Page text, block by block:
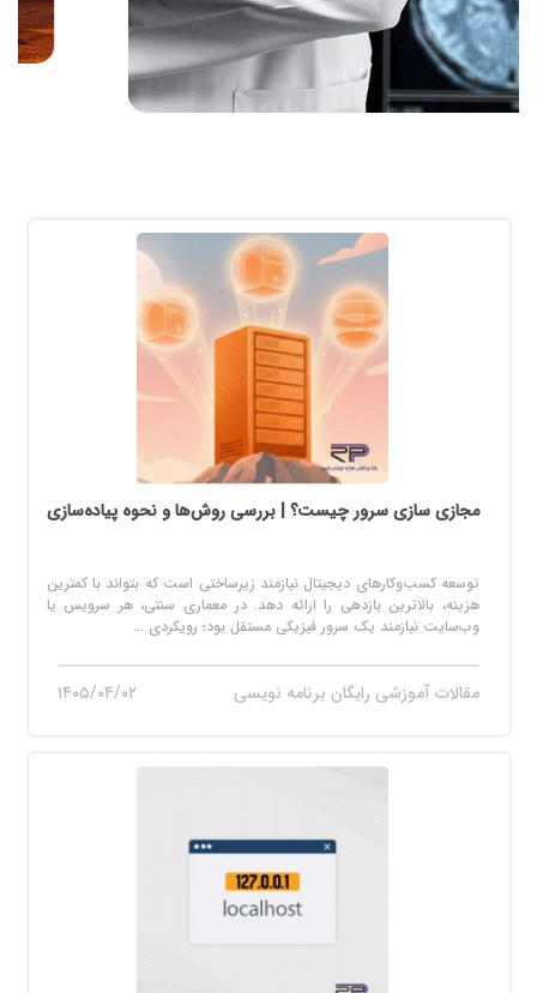
مجازی سازی سرور چیست؟ | بررسی روش‌ها و نحوه پیاده‌سازی
توسعه کسب‌وکارهای دیجیتال نیازمند زیرساختی است که بتواند با کمترین
هزینه، بالاترین بازدهی را ارائه دهد. در معماری سنتی، هر سرویس یا
وب‌سایت نیازمند یک سرور فیزیکی مستقل بود؛ رویکردی ...
مقالات آموزشی رایگان برنامه نویسی ۱۴۰۵/۰۴/۰۲